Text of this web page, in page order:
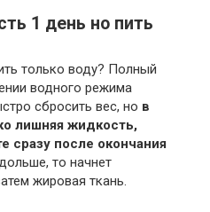
1 день но пить
только воду? Полный
водного режима
сбросить вес, но в
лишняя жидкость,
сразу после окончания
то начнет
жировая ткань.